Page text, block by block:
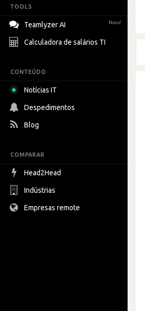
TOOLS
Teamlyzer AI Novo!
Calculadora de salários TI
CONTEÚDO
Notícias IT
Despedimentos
Blog
COMPARAR
Head2Head
Indústrias
Empresas remote